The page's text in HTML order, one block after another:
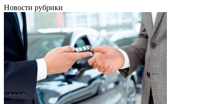
Новости рубрики